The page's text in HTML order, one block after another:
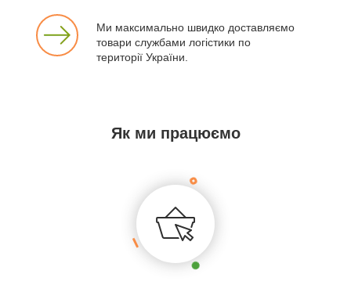
Ми максимально швидко доставляємо
товари службами логістики по
території України.
Як ми працюємо